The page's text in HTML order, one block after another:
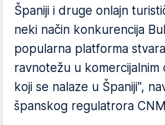
Španiji i druge onlajn
neki način konkurencija
popularna platforma
ravnotežu u komercijalnim
koji se nalaze u Španiji",
španskog regulatrora